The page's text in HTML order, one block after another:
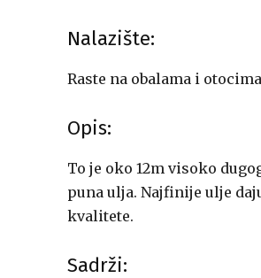
Nalazište:
Raste na obalama i
Opis:
To je oko 12m visoko
puna ulja. Najfinije ulje
kvalitete.
Sadrži: